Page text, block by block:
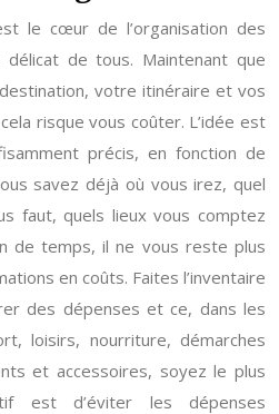
le cœur de l’organisation des
de tous. Maintenant que
votre itinéraire et vos
risque vous coûter. L’idée est
précis, en fonction de
savez déjà où vous irez, quel
faut, quels lieux vous comptez
de temps, il ne vous reste plus
en coûts. Faites l’inventaire
des dépenses et ce, dans les
loisirs, nourriture, démarches
et accessoires, soyez le plus
est d’éviter les dépenses